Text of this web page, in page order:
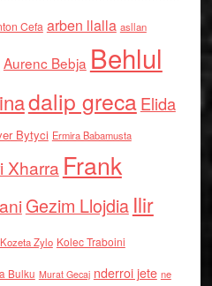
Cefa arben llalla asllan
Aurenc Bebja Behlul
dalip grecaElida
Bytyci Ermira Babamusta
Xharra Frank
Gezim Llojdia Ilir
Zylo Kolec Traboini
Bulku Murat Gecaj nderroi jete ne